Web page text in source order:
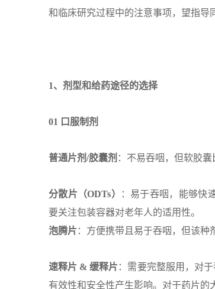
和临床研究过程中的注意事项，望指导
1、剂型和给药途径的选择
01 口服制剂
普通片剂/胶囊剂 ：不易吞咽，但软胶
分散片（ODTs）
：易于吞咽，能够快
要关注包装容器对老年人的适用性。
泡腾片 ：方便携带且易于吞咽，但该种
速释片 & 缓释片 ：需要完整服用，对
有效性和安全性产生影响。对于药片的